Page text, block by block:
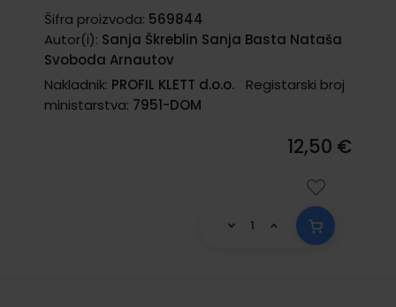
Šifra proizvoda: 569844
Autor(i): Sanja Škreblin Sanja Basta Nataša
Svoboda Arnautov
Nakladnik: PROFIL KLETT d.o.o.
Registarski broj
ministarstva: 7951-DOM
12,50 €